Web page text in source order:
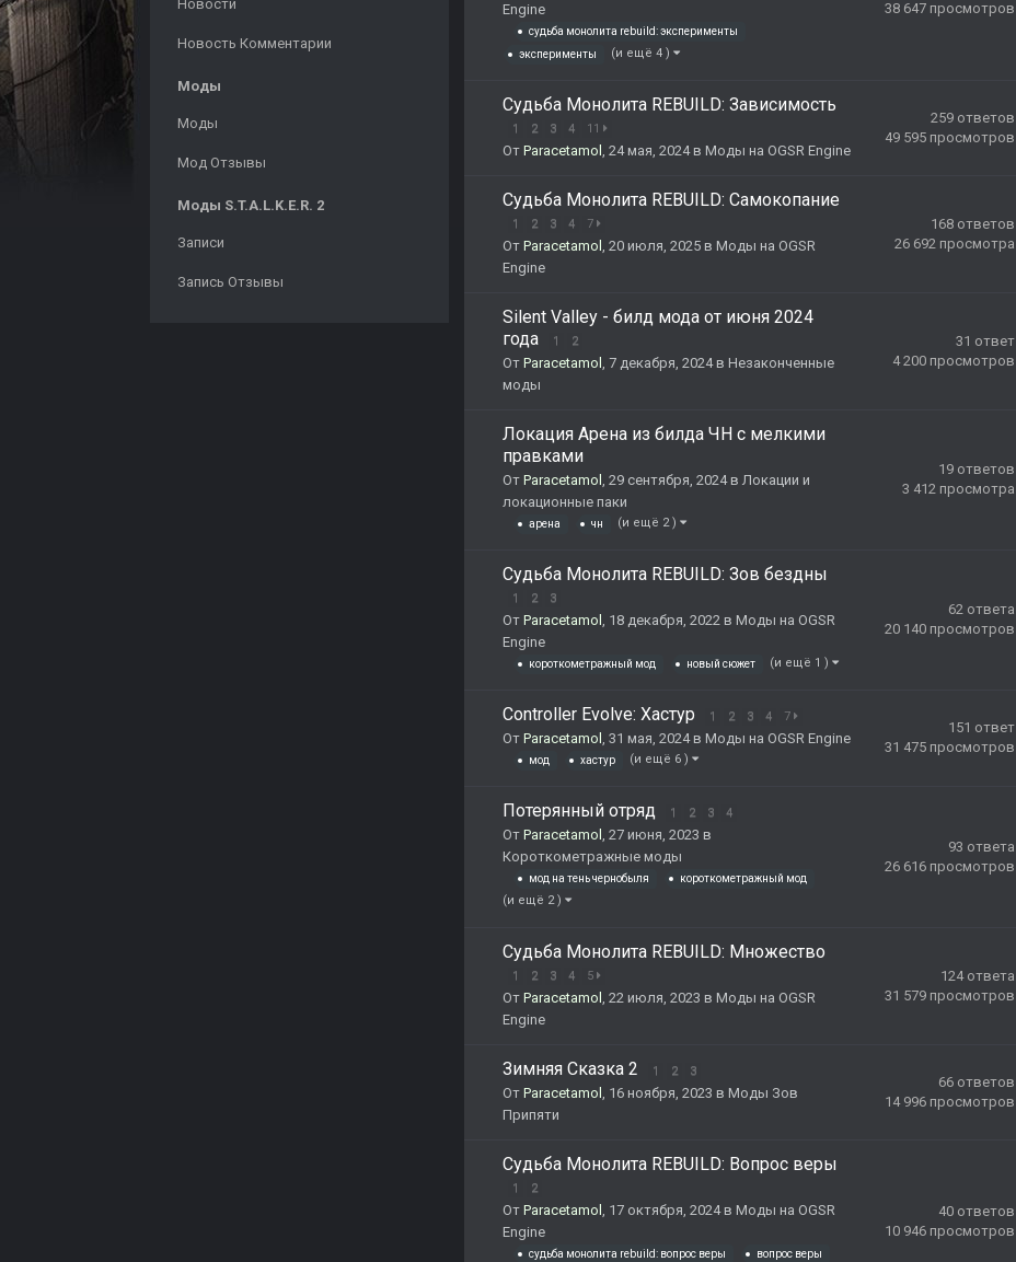
Новости
Новость Комментарии
Моды
Моды
Мод Отзывы
Моды S.T.A.L.K.E.R. 2
Записи
Запись Отзывы
Engine
судьба монолита rebuild: эксперименты
эксперименты
(и ещё 4 )
38 647 просмотров
Судьба Монолита REBUILD: Зависимость
1 2 3 4 11
От Paracetamol , 24 мая, 2024в Моды на OGSR Engine
259 ответов
49 595 просмотров
Судьба Монолита REBUILD: Самокопание
1 2 3 4 7
От Paracetamol , 20 июля, 2025 в Моды на OGSR
Engine
168 ответов
26 692 просмотра
Silent Valley - билд мода от июня 2024
года
1 2
От Paracetamol , 7 декабря, 2024в Незаконченные
моды
31 ответ
4 200 просмотров
Локация Арена из билда ЧН с мелкими
правками
От Paracetamol , 29 сентября, 2024в Локации и
локационные паки
арена чн (и ещё 2 )
19 ответов
3 412 просмотра
Судьба Монолита REBUILD: Зов бездны
1 2 3
От Paracetamol , 18 декабря, 2022 в Моды на OGSR
Engine
короткометражный мод новый сюжет (и ещё 1 )
62 ответа
20 140 просмотров
Controller Evolve: Хастур 1 2 3 4 7
От Paracetamol , 31 мая, 2024в Моды на OGSR Engine
мод хастур (и ещё 6 )
151 ответ
31 475 просмотров
Потерянный отряд 1 2 3 4
От Paracetamol , 27 июня, 2023 в
Короткометражные моды
мод на тень чернобыля короткометражный мод
(и ещё 2 )
93 ответа
26 616 просмотров
Судьба Монолита REBUILD: Множество
1 2 3 4 5
От Paracetamol , 22 июля, 2023 в Моды на OGSR
Engine
124 ответа
31 579 просмотров
Зимняя Сказка 2 1 2 3
От Paracetamol , 16 ноября, 2023 в Моды Зов
Припяти
66 ответов
14 996 просмотров
Судьба Монолита REBUILD: Вопрос веры
1 2
От Paracetamol , 17 октября, 2024в Моды на OGSR
Engine
судьба монолита rebuild: вопрос веры вопрос веры
40 ответов
10 946 просмотров